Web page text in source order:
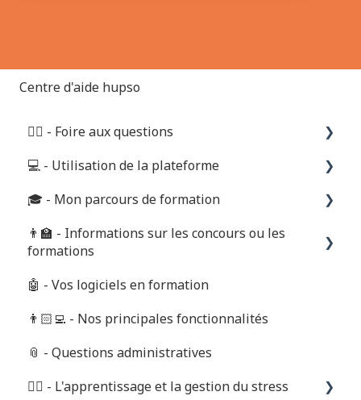
Centre d'aide hupso
🙋‍♂️ - Foire aux questions
Foire aux questions
Période d'essai
Financements et paiements
💻 - Utilisation de la plateforme
Pour commencer
Nos principales fonctionnalités
🎓 - Mon parcours de formation
Inscription et connexion
👨‍🏫 - Informations sur les concours ou les
formations
Les concours du paramédical
Les concours de l'enseignement
Les formations métier
🤖 - Vos logiciels en formation
👨🏻‍💻 - Nos principales fonctionnalités
📎 - Questions administratives
✌🏻 - L'apprentissage et la gestion du stress